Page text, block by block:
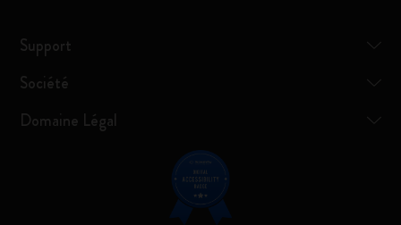
Support
Société
Domaine Légal